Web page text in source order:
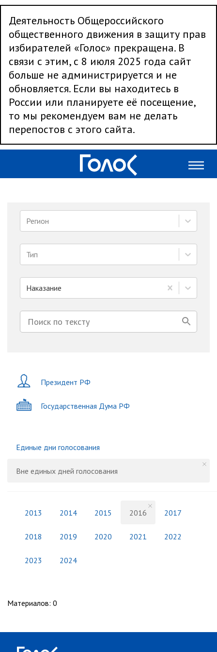
Деятельность Общероссийского
общественного движения в защиту прав
избирателей «Голос» прекращена. В
связи с этим, с 8 июля 2025 года сайт
больше не администрируется и не
обновляется. Если вы находитесь в
России или планируете её посещение,
то мы рекомендуем вам не делать
перепостов с этого сайта.
Регион
Тип
Наказание
Президент РФ
Государственная Дума РФ
Единые дни голосования
Вне единых дней голосования
2013 2014 2015 2016 2017
2018 2019 2020 2021 2022
2023 2024
Материалов: 0